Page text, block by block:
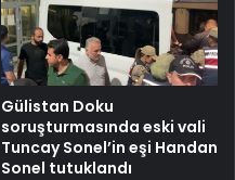
Gülistan Doku
soruşturmasında eski vali
Tuncay Sonel’in eşi Handan
Sonel tutuklandı